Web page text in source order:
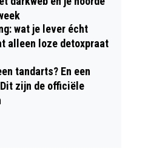
wat je lever écht
alleen loze detoxpraat
tandarts? En een
zijn de officiële